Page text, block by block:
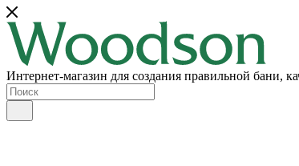
Интернет-магазин для создания правильной бани,